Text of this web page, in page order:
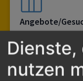
Angebote/
Du hast etwas zu
Helfende für einen
suchst.
nutzen